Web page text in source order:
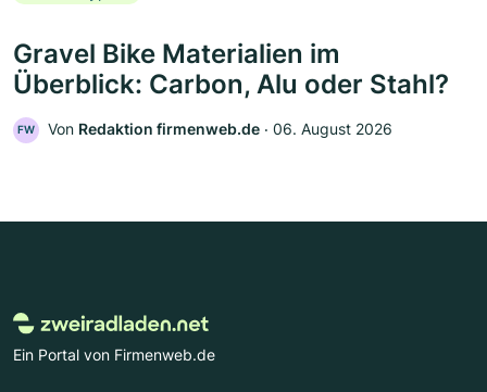
Gravel Bike Materialien im
Überblick: Carbon, Alu oder Stahl?
FW Von Redaktion firmenweb.de ‧ 06. August 2026
Ein Portal von Firmenweb.de